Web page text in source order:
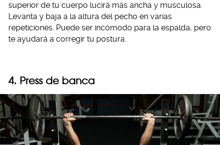
superior de tu cuerpo lucirá más ancha y musculosa.
Levanta y baja a la altura del pecho en varias
repeticiones. Puede ser incómodo para la espalda, pero
te ayudará a corregir tu postura.
4. Press de banca